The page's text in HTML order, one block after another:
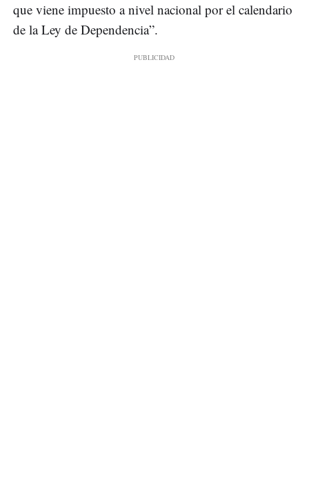
que viene impuesto a nivel nacional por el calendario
de la Ley de Dependencia”.